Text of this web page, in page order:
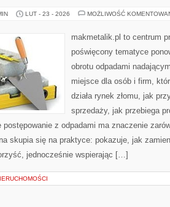
LUT - 23 - 2026 MOŻLIWOŚĆ
makmetalik.pl to centrum
poświęcony tematyce
obrotu odpadami
miejsce dla osób i firm,
działa rynek złomu, jak
sprzedaży, jak przebiega
postępowanie z odpadami ma znaczenie
skupia się na praktyce: pokazuje, jak
jednocześnie wspierając […]